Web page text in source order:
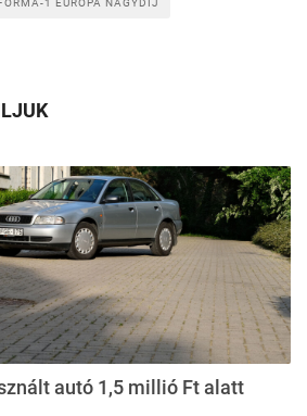
autó 1,5 millió Ft alatt